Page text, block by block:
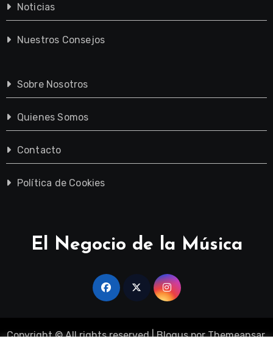
Noticias
Nuestros Consejos
Sobre Nosotros
Quienes Somos
Contacto
Política de Cookies
El Negocio de la Música
Copyright © All rights reserved |BlogusporThemeansar.